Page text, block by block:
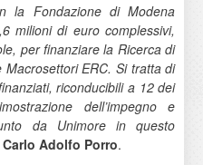
la Fondazione di Modena
milioni di euro complessivi,
per finanziare la Ricerca di
ERC. Si tratta di
riconducibili a 12 dei
dell’impegno e
da Unimore in questo
Carlo Adolfo Porro.